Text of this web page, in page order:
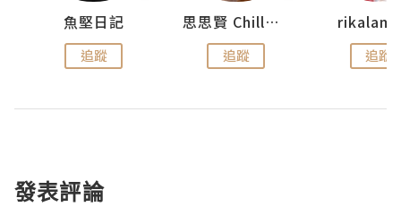
魚堅日記
追蹤
思思賢 ChillMyBabe
追蹤 追蹤
發表評論